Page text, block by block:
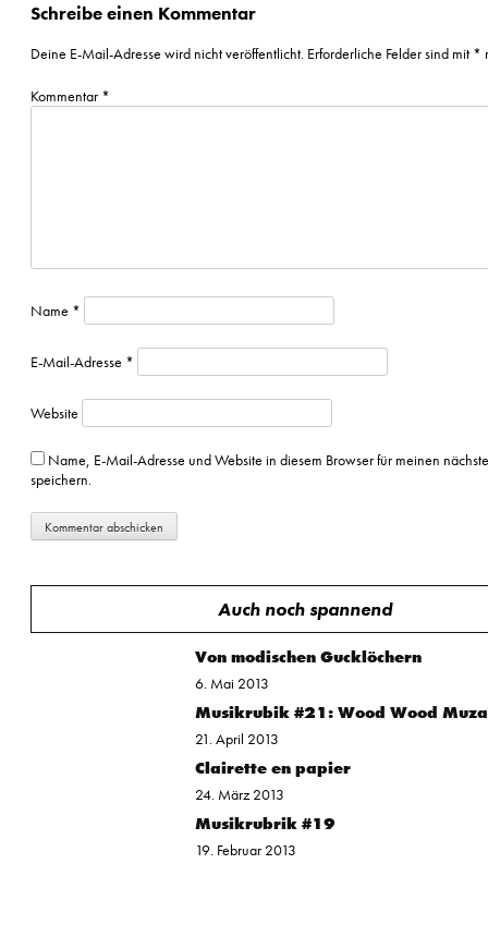
Schreibe einen Kommentar
Deine E-Mail-Adresse wird nicht veröffentlicht. Erforderliche Felder sind mit *
Kommentar *
Name *
E-Mail-Adresse *
Website
Name, E-Mail-Adresse und Website in diesem Browser für meinen
speichern.
Auch noch spannend
Von modischen Gucklöchern
6. Mai 2013
Musikrubik #21: Wood Wood
21. April 2013
Clairette en papier
24. März 2013
Musikrubrik #19
19. Februar 2013